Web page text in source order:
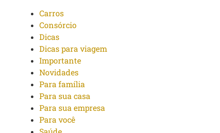
Carros
Consórcio
Dicas
Dicas para viagem
Importante
Novidades
Para família
Para sua casa
Para sua empresa
Para você